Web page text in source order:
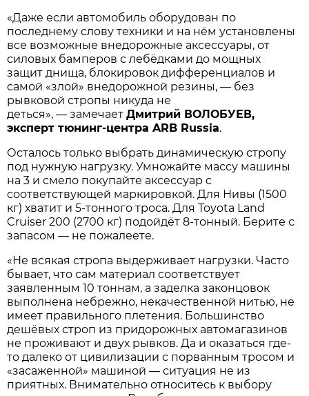
«Даже если автомобиль оборудован по
последнему слову техники и на нём установлены
все возможные внедорожные аксессуары, от
силовых бамперов с лебёдками до мощных
защит днища, блокировок дифференциалов и
самой «злой» внедорожной резины, — без
рывковой стропы никуда не
деться», — замечаетДмитрий ВОЛОБУЕВ,
эксперт тюнинг-центра ARB Russiа.
Осталось только выбрать динамическую стропу
под нужную нагрузку. Умножайте массу машины
на 3 и смело покупайте аксессуар с
соответствующей маркировкой. Для Нивы (1500
кг) хватит и 5-тонного троса. Для Toyota Land
Cruiser 200 (2700 кг) подойдёт 8-тонный. Берите с
запасом — не пожалеете.
«Не всякая стропа выдерживает нагрузки. Часто
бывает, что сам материал соответствует
заявленным 10 тоннам, а заделка законцовок
выполнена небрежно, некачественной нитью, не
имеет правильного плетения. Большинство
дешёвых строп из придорожных автомагазинов
не проживают и двух рывков. Да и оказаться где-
то далеко от цивилизации с порванным тросом и
«засаженной» машиной — ситуация не из
приятных. Внимательно относитесь к выбору